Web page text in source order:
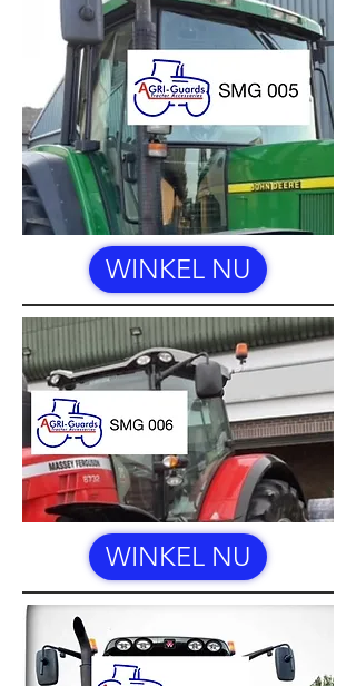
WINKEL NU
WINKEL NU